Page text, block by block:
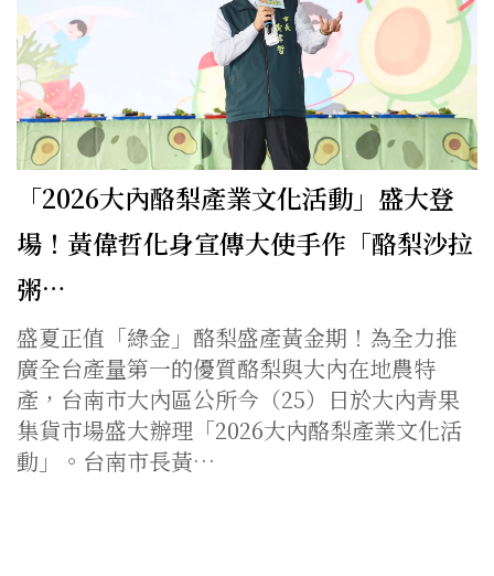
「2026大內酪梨產業文化活動」盛大登
場！黃偉哲化身宣傳大使手作「酪梨沙拉
粥…
盛夏正值「綠金」酪梨盛產黃金期！為全力推
廣全台產量第一的優質酪梨與大內在地農特
產，台南市大內區公所今（25）日於大內青果
集貨市場盛大辦理「2026大內酪梨產業文化活
動」。台南市長黃…